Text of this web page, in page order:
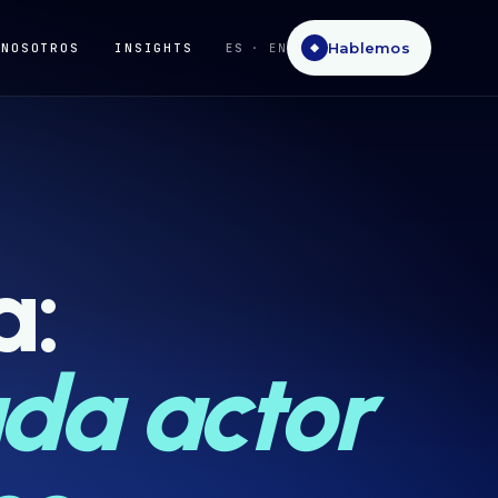
NOSOTROS INSIGHTS ES · EN ◆ Hablemos
actor